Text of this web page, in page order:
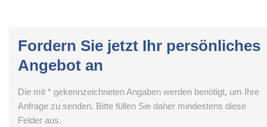
Fordern Sie jetzt Ihr persönliches
Angebot an
Die mit * gekennzeichneten Angaben werden benötigt, um Ihre
Anfrage zu senden. Bitte füllen Sie daher mindestens diese
Felder aus.